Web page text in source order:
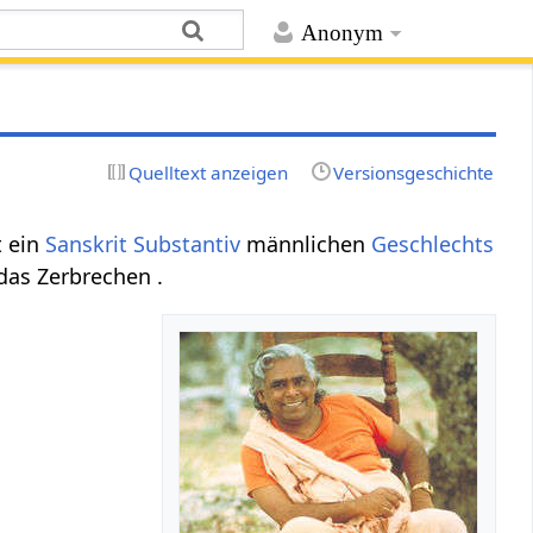
Anonym
Quelltext anzeigen Versionsgeschichte
ein Sanskrit Substantiv männlichen Geschlechts
Zerbrechen .